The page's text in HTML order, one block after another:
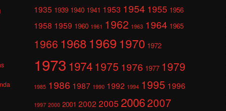
1935 1939 1940 1941 1953 1954 1955 1956
1958 1959 1960 1961 1962 1963 1964 1965
1966 1968 1969 1970 1972
1973 1974 1975 1976 1977 1979
1985 1986 1987 1990 1992 1994 1995 1996
1997 2000 2001 2002 2005 20062007